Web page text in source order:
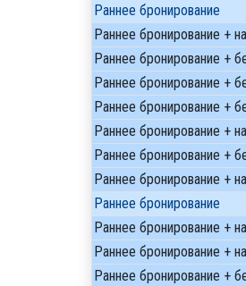
Раннее бронирование
Раннее бронирование +
Раннее бронирование +
Раннее бронирование +
Раннее бронирование +
Раннее бронирование +
Раннее бронирование +
Раннее бронирование +
Раннее бронирование
Раннее бронирование +
Раннее бронирование +
Раннее бронирование +